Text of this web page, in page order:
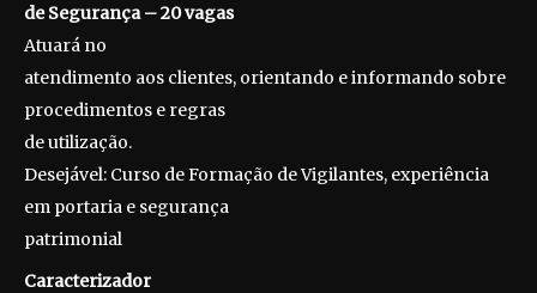
de Segurança – 20 vagas
Atuará no
atendimento aos clientes, orientando e informando sobre
procedimentos e regras
de utilização.
Desejável: Curso de Formação de Vigilantes, experiência
em portaria e segurança
patrimonial
Caracterizador